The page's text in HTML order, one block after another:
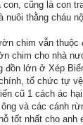
cũng là con
nuôi thằng cháu
chim vẫn thuộc
chim cho nhà
đồn lớn ở Xép
tổ chức tự
cũ 1 cách ác
và các cánh
tốt nhất cho anh